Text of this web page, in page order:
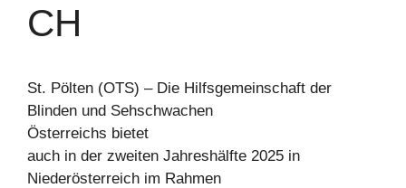
CH
St. Pölten (OTS) – Die Hilfsgemeinschaft der
Blinden und Sehschwachen
Österreichs bietet
auch in der zweiten Jahreshälfte 2025 in
Niederösterreich im Rahmen